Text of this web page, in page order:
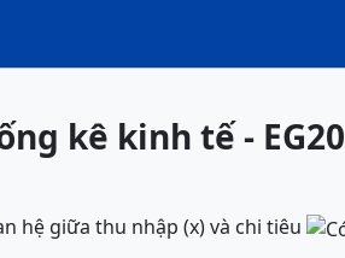
kê kinh tế - EG20
hệ giữa thu nhập (x) và chi tiêu